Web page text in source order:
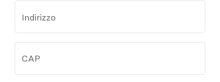
Indirizzo
CAP